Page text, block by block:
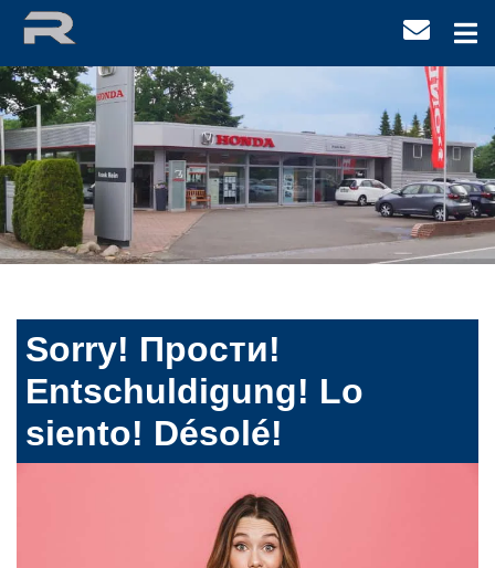
Sorry! Прости!
Entschuldigung! Lo
siento! Désolé!